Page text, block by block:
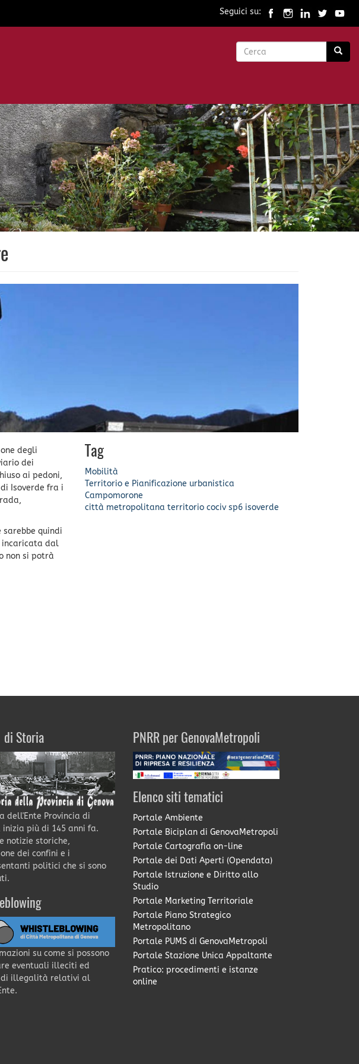
Seguici su:
Form
degli
dei
ai pedoni,
Isoverde fra i
quindi
incaricata dal
non si potrà
Tag
Mobilità
Territorio e Pianificazione urbanistica
Campomorone
città metropolitana territorio cociv sp6 isoverde
di Storia
dell'Ente Provincia di
inizia più di 145 anni fa.
notizie storiche,
dei confini e i
politici che si sono
su come si possono
eventuali illeciti ed
di illegalità relativi al
PNRR per GenovaMetropoli
Elenco siti tematici
Portale Ambiente
Portale Biciplan di GenovaMetropoli
Portale Cartografia on-line
Portale dei Dati Aperti (Opendata)
Portale Istruzione e Diritto allo
Studio
Portale Marketing Territoriale
Portale Piano Strategico
Metropolitano
Portale PUMS di GenovaMetropoli
Portale Stazione Unica Appaltante
Pratico: procedimenti e istanze
online